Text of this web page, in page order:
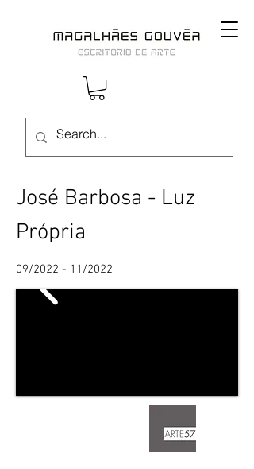
José Barbosa - Luz
Própria
09/2022 - 11/2022